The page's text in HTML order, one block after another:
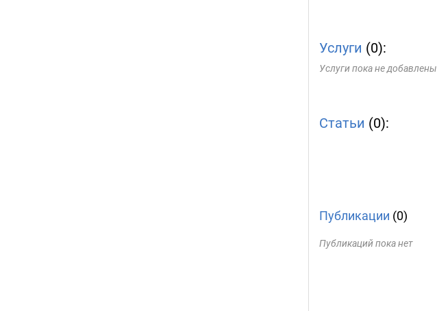
Услуги (0):
Услуги пока не добавлены
Статьи (0):
Публикации (0)
Публикаций пока нет